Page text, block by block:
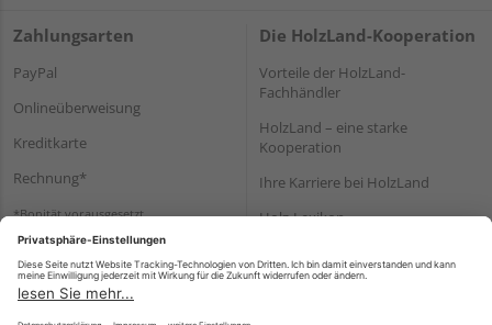
Zahlungsarten
PayPal
Onlineüberweisung
Kreditkarte
Rechnung*
*Bonität vorausgesetzt
Die HolzLand-Kooperation
Vorteile der HolzLand-
Fachhändler
HolzLand – eine starke
Kooperation
Ihre Karriere bei HolzLand
Holz-Lexikon